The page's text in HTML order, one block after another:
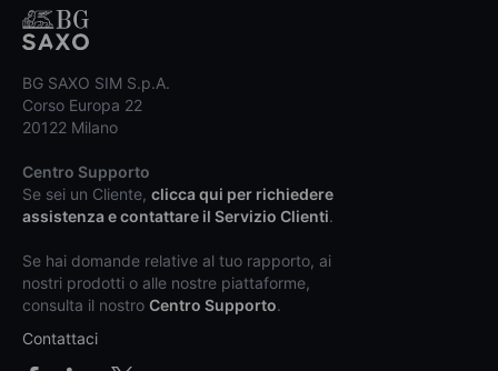
BG SAXO SIM S.p.A.
Corso Europa 22
20122 Milano
Centro Supporto
Se sei un Cliente, clicca qui per richiedere
assistenza e contattare il Servizio Clienti.
Se hai domande relative al tuo rapporto, ai
nostri prodotti o alle nostre piattaforme,
consulta il nostro Centro Supporto.
Contattaci